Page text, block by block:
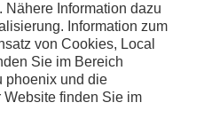
Nähere Information dazu
Information zum
von Cookies, Local
Sie im Bereich
phoenix und die
finden Sie im